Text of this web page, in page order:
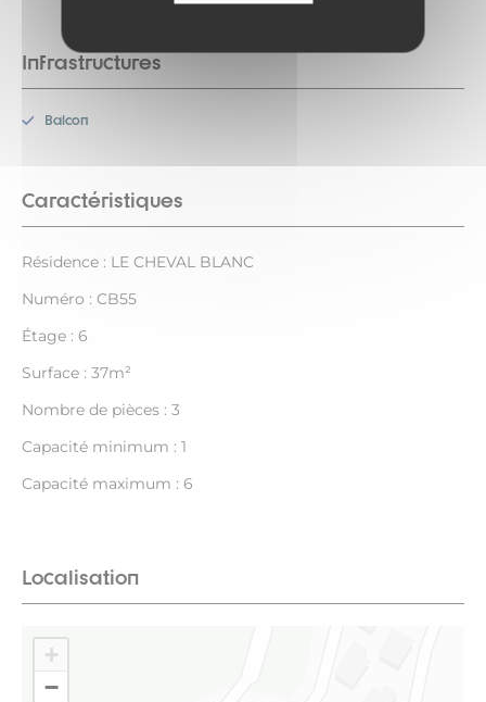
Infrastructures
Balcon
Caractéristiques
Résidence : LE CHEVAL BLANC
Numéro : CB55
Étage : 6
Surface : 37m²
Nombre de pièces : 3
Capacité minimum : 1
Capacité maximum : 6
Localisation
+
−